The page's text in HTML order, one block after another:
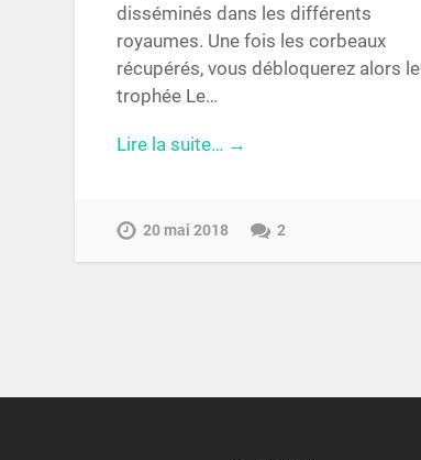
disséminés dans les différents
royaumes. Une fois les corbeaux
récupérés, vous débloquerez alors le
trophée Le…
Lire la suite… →
20 mai 2018 2